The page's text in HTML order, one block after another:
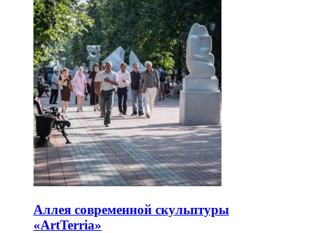
Аллея современной скульптуры
«ArtTerria»